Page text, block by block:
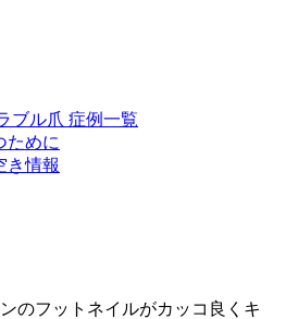
ブル爪 症例一覧
ために
き情報
のフットネイルがカッコ良くキ